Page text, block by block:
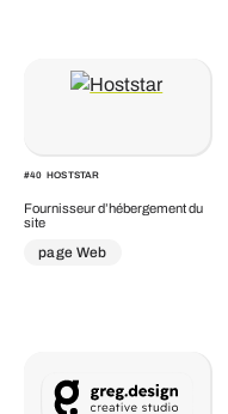
#40 HOSTSTAR
Fournisseur d’hébergement du
site
page Web